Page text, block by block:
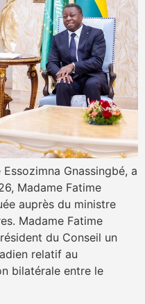
Gnassingbé, a
Madame Fatime
auprès du ministre
Madame Fatime
du Conseil un
relatif au
bilatérale entre le